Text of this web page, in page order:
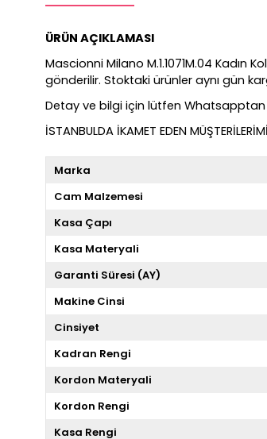
ÜRÜN AÇIKLAMASI
Mascionni Milano M.1.1071M.04 Kadın
gönderilir. Stoktaki ürünler aynı gün
Detay ve bilgi için lütfen Whatsapptan
İSTANBULDA İKAMET EDEN
Marka
Cam Malzemesi
Kasa Çapı
Kasa Materyali
Garanti Süresi (AY)
Makine Cinsi
Cinsiyet
Kadran Rengi
Kordon Materyali
Kordon Rengi
Kasa Rengi